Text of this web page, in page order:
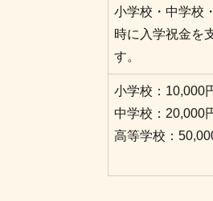
小学校・中学校
時に入学祝金を
す。
小学校：10,000
中学校：20,000
高等学校：